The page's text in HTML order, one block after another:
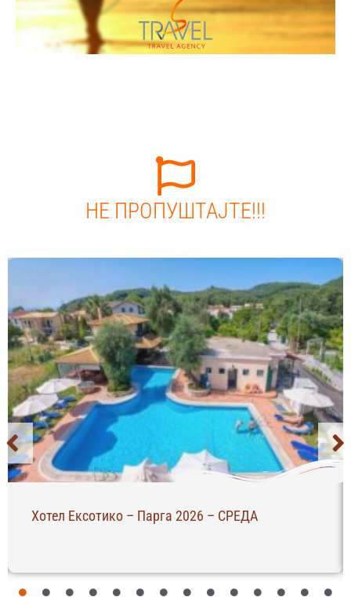
НЕ ПРОПУШТАЈТЕ!!!
Хотел Ексотико – Парга 2026 – СРЕДА